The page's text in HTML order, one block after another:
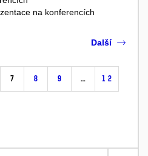
na konferencích
7 8 9 … 12
Další